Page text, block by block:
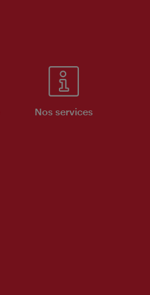
Nos services